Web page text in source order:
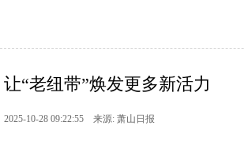
让“老纽带”焕发更多新活力
2025-10-28 09:22:55 来源: 萧山日报